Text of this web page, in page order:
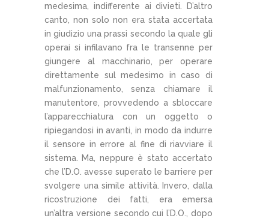
medesima, indifferente ai divieti. D’altro
canto, non solo non era stata accertata
in giudizio una prassi secondo la quale gli
operai si infilavano fra le transenne per
giungere al macchinario, per operare
direttamente sul medesimo in caso di
malfunzionamento, senza chiamare il
manutentore, provvedendo a sbloccare
l’apparecchiatura con un oggetto o
ripiegandosi in avanti, in modo da indurre
il sensore in errore al fine di riavviare il
sistema. Ma, neppure è stato accertato
che l’D.O. avesse superato le barriere per
svolgere una simile attività. Invero, dalla
ricostruzione dei fatti, era emersa
un’altra versione secondo cui l’D.O., dopo